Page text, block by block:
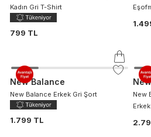
Kadın Gri T-Shirt
799 TL
New Balance
New Balance Erkek Gri Şort
1.799 TL
New